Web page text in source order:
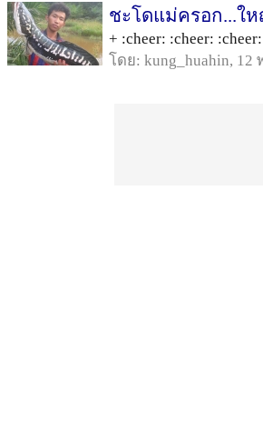
ชะโดแม่ครอก...ใ
+ :cheer: :cheer:
โดย: kung_huahin, 12